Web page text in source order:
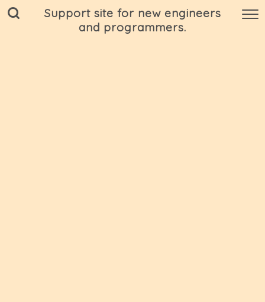
Support site for new engineers
and programmers.